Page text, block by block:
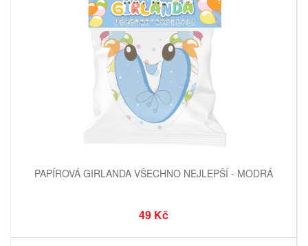
PAPÍROVÁ GIRLANDA VŠECHNO NEJLEPŠÍ - MODRÁ
49 Kč